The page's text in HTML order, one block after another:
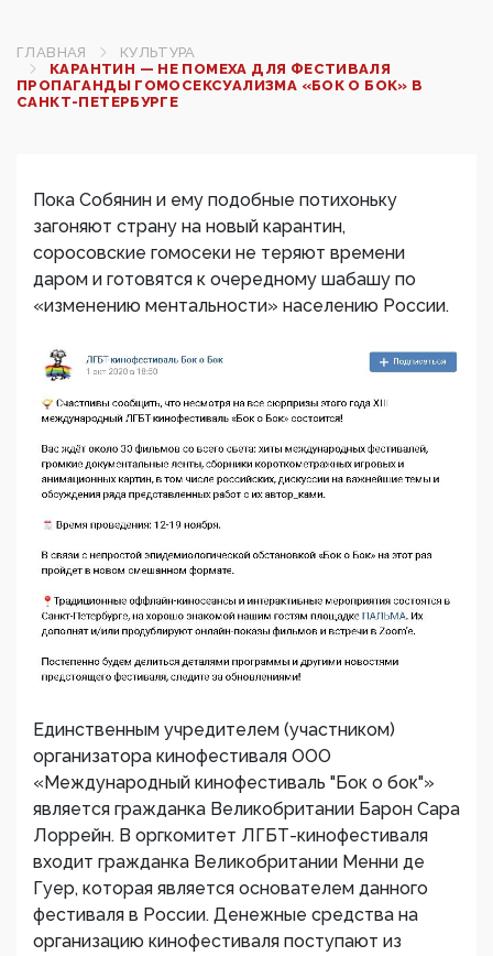
ГЛАВНАЯ
КУЛЬТУРА
КАРАНТИН — НЕ ПОМЕХА ДЛЯ ФЕСТИВАЛЯ
ПРОПАГАНДЫ ГОМОСЕКСУАЛИЗМА «БОК О БОК» В
САНКТ-ПЕТЕРБУРГЕ
Пока Собянин и ему подобные потихоньку
загоняют страну на новый карантин,
соросовские гомосеки не теряют времени
даром и готовятся к очередному шабашу по
«изменению ментальности» населению России.
Единственным учредителем (участником)
организатора кинофестиваля ООО
«Международный кинофестиваль "Бок о бок"»
является гражданка Великобритании Барон Сара
Лоррейн. В оргкомитет ЛГБТ-кинофестиваля
входит гражданка Великобритании Менни де
Гуер, которая является основателем данного
фестиваля в России. Денежные средства на
организацию кинофестиваля поступают из